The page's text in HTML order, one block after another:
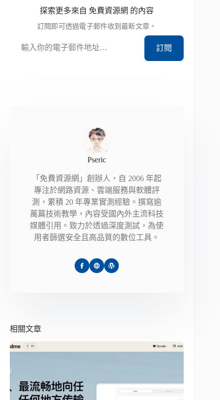
探索更多來自 免費資源網 的內容
訂閱即可透過電子郵件收到最新文章。
訂閱
Pseric
「免費資源網」創辦人，自 2006 年起
專注於網路資源、雲端服務與軟體評
測，累積 20 年專業實測經驗。撰寫逾
萬篇技術教學，內容受國內外主流科技
媒體引用。致力於透過深度測試，為使
用者篩選安全且高品質的數位工具。
相關文章